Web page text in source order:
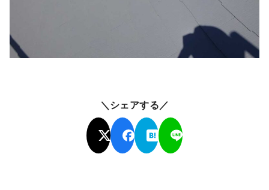
＼シェアする／